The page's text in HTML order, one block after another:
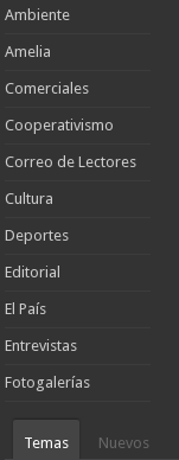
Ambiente
Amelia
Comerciales
Cooperativismo
Correo de Lectores
Cultura
Deportes
Editorial
El País
Entrevistas
Fotogalerías
Temas Nuevos